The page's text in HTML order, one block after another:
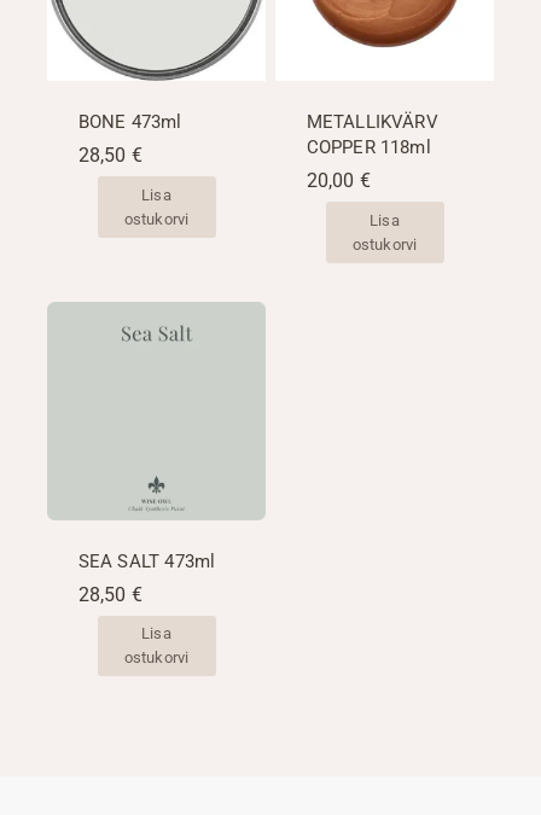
BONE 473ml
28,50 €
Lisa
ostukorvi
METALLIKVÄRV
COPPER 118ml
20,00 €
Lisa
ostukorvi
SEA SALT 473ml
28,50 €
Lisa
ostukorvi